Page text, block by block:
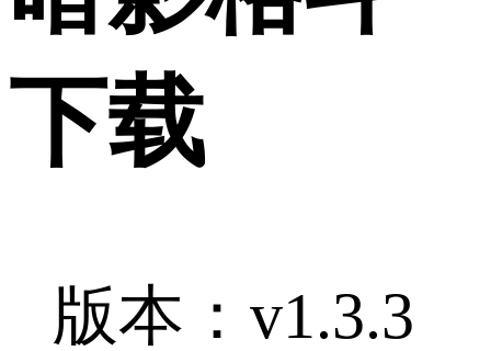
下载
版本：v1.3.3